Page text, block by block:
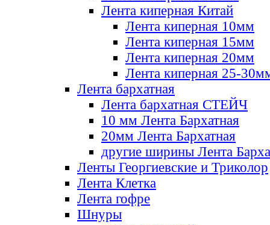
Лента киперная Китай
Лента киперная 10мм
Лента киперная 15мм
Лента киперная 20мм
Лента киперная 25-
Лента бархатная
Лента бархатная СТЕЙЧ
10 мм Лента Бархатная
20мм Лента Бархатная
другие ширины Лента
Ленты Георгиевские и Триколор
Лента Клетка
Лента гофре
Шнуры